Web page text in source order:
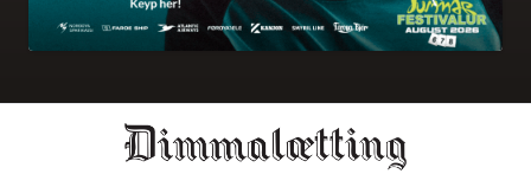
Ongi úrslit